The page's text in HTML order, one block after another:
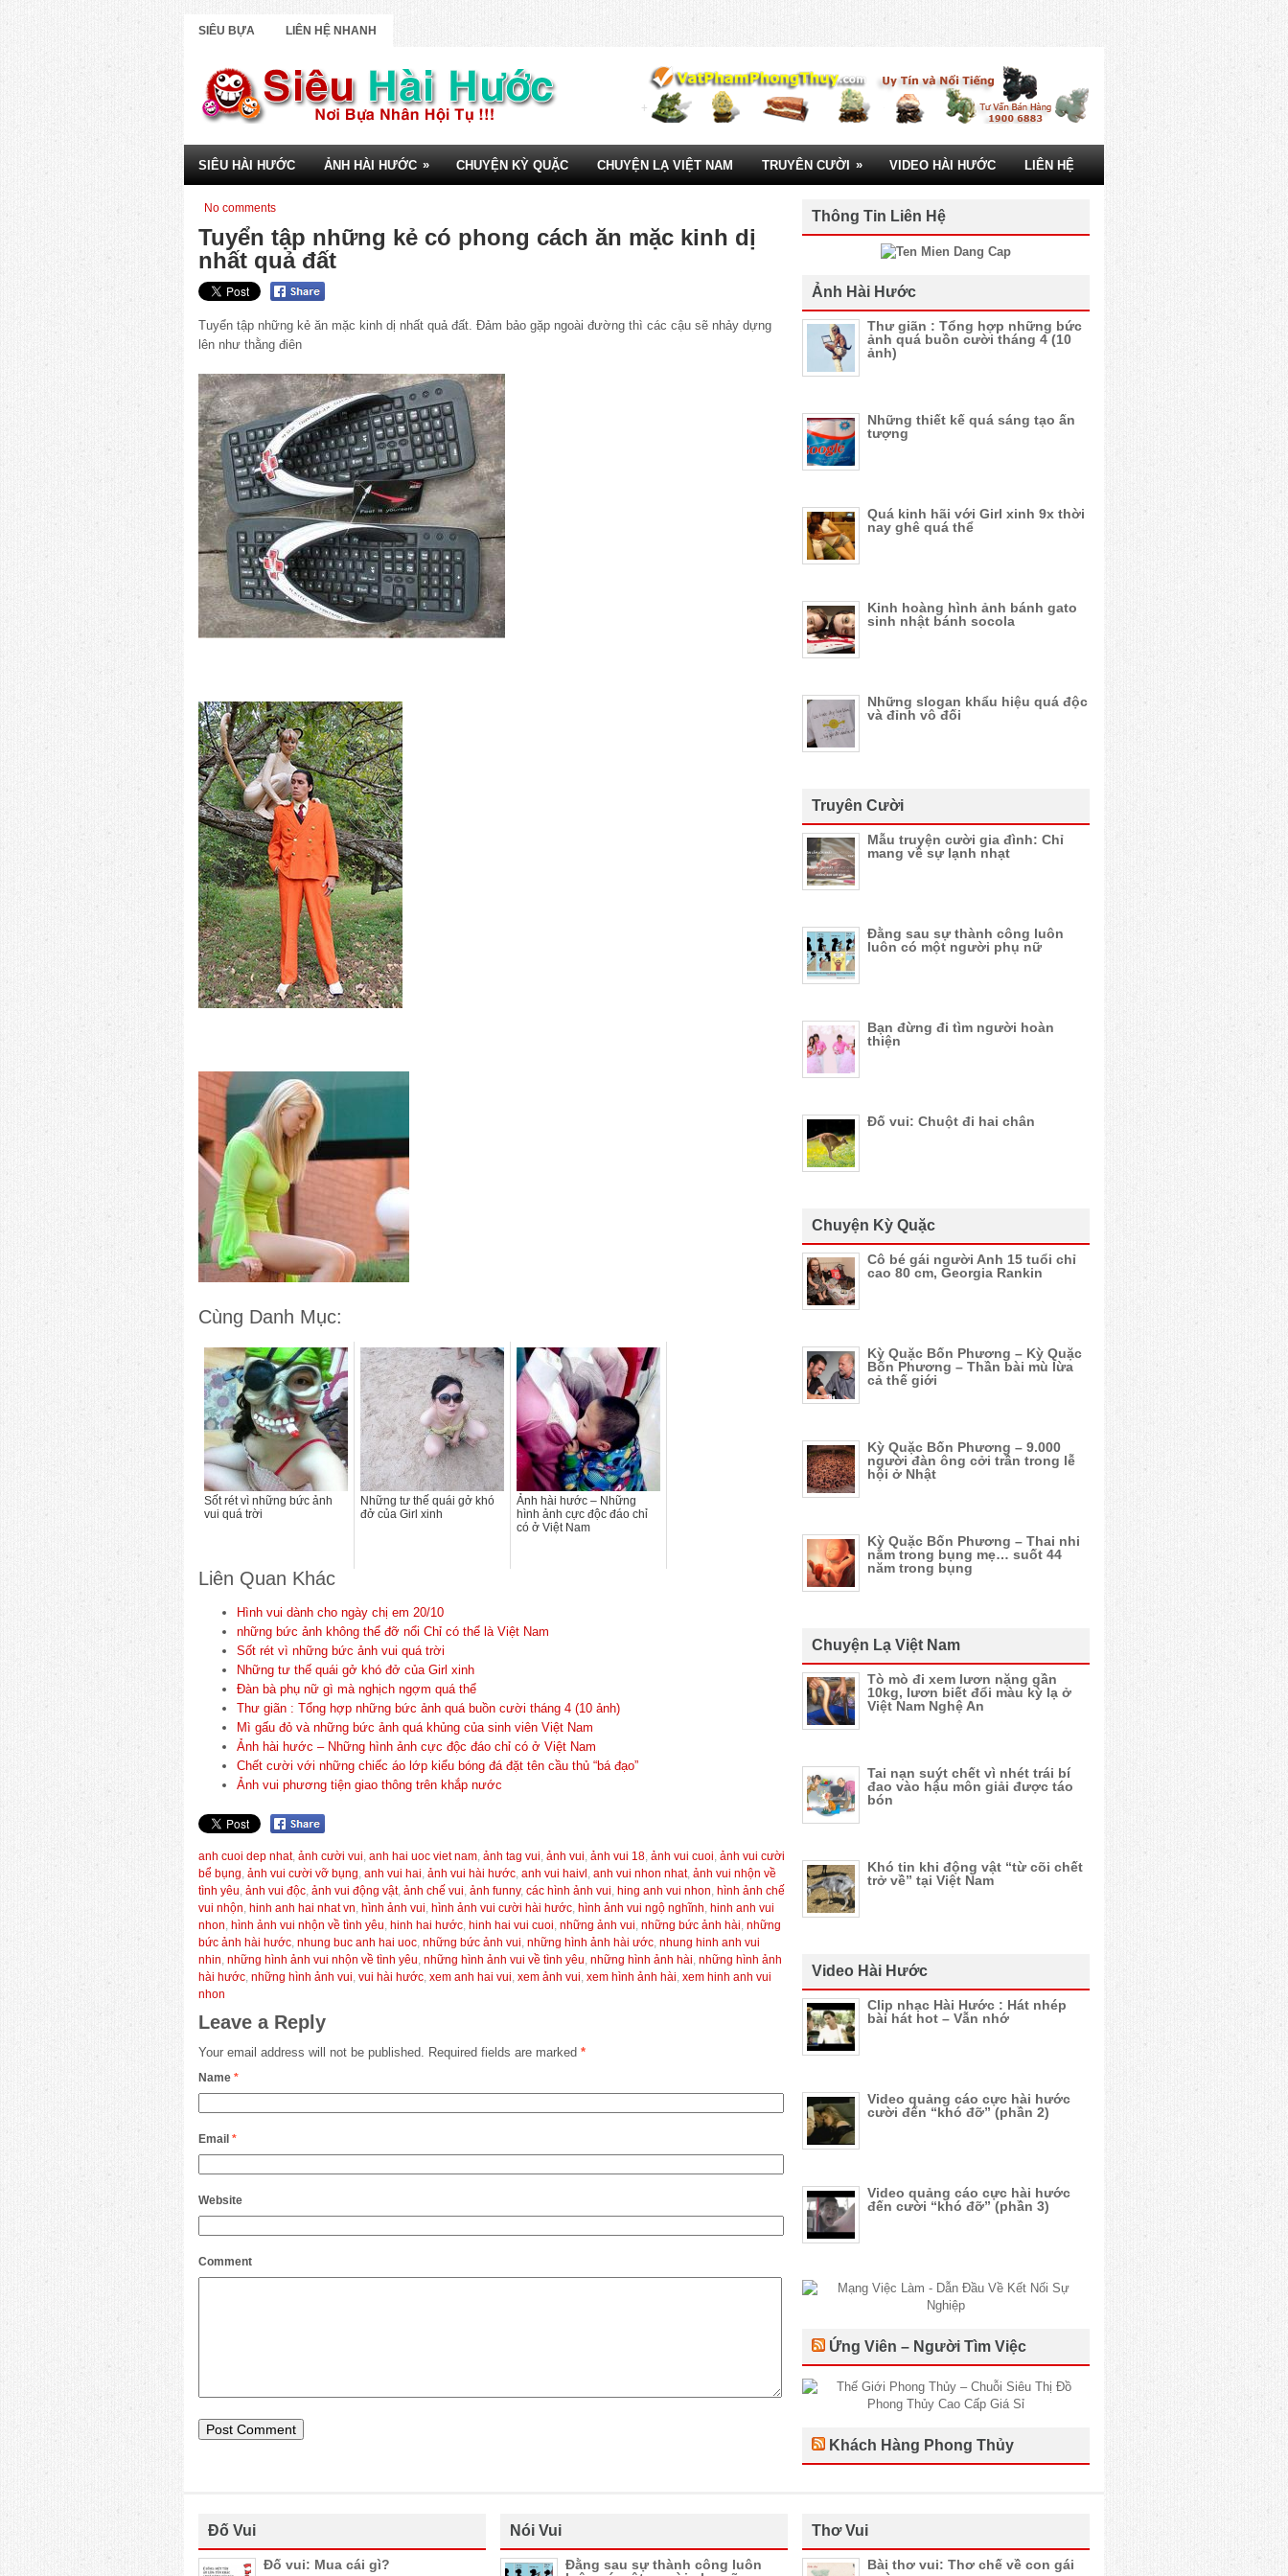
SIÊU BỰA LIÊN HỆ NHANH
SIÊU HÀI HƯỚC ẢNH HÀI HƯỚC » CHUYỆN KỲ QUẶC CHUYỆN LẠ VIỆT NAM TRUYÊN CƯỜI » VIDEO HÀI HƯỚC LIÊN HỆ
No comments
Tuyển tập những kẻ có phong cách ăn mặc kinh dị
nhất quả đất
Tuyển tập những kẻ ăn mặc kinh dị nhất quả đất. Đảm bảo gặp ngoài đường thì các cậu sẽ nhảy dựng
lên như thằng điên
Cùng Danh Mục:
Sốt rét vì những bức ảnh
vui quá trời
Những tư thế quái gở khó
đở của Girl xinh
Ảnh hài hước – Những
hình ảnh cực độc đáo chỉ
có ở Việt Nam
Liên Quan Khác
Hình vui dành cho ngày chị em 20/10
những bức ảnh không thể đỡ nổi Chỉ có thể là Việt Nam
Sốt rét vì những bức ảnh vui quá trời
Những tư thế quái gở khó đở của Girl xinh
Đàn bà phụ nữ gì mà nghịch ngợm quá thể
Thư giãn : Tổng hợp những bức ảnh quá buồn cười tháng 4 (10 ảnh)
Mì gấu đỏ và những bức ảnh quá khủng của sinh viên Việt Nam
Ảnh hài hước – Những hình ảnh cực độc đáo chỉ có ở Việt Nam
Chết cười với những chiếc áo lớp kiểu bóng đá đặt tên cầu thủ “bá đạo”
Ảnh vui phương tiện giao thông trên khắp nước
anh cuoi dep nhat, ảnh cười vui, anh hai uoc viet nam, ảnh tag vui, ảnh vui, ảnh vui 18, ảnh vui cuoi, ảnh vui cười
bể bụng, ảnh vui cười vỡ bụng, anh vui hai, ảnh vui hài hước, anh vui haivl , anh vui nhon nhat, ảnh vui nhộn về
tình yêu, ảnh vui độc, ảnh vui động vật, ảnh chế vui, ảnh funny, các hình ảnh vui, hing anh vui nhon, hình ảnh chế
vui nhộn, hinh anh hai nhat vn, hình ảnh vui, hình ảnh vui cười hài hước, hình ảnh vui ngộ nghĩnh, hinh anh vui
nhon, hình ảnh vui nhộn về tình yêu, hinh hai hước, hinh hai vui cuoi, những ảnh vui, những bức ảnh hài, những
bức ảnh hài hước, nhung buc anh hai uoc, những bức ảnh vui, những hình ảnh hài ước, nhung hinh anh vui
nhin, những hình ảnh vui nhộn về tình yêu, những hình ảnh vui về tình yêu, những hình ảnh hài, những hình ảnh
hài hước, những hình ảnh vui, vui hài hước, xem anh hai vui, xem ảnh vui, xem hình ảnh hài, xem hinh anh vui
nhon
Leave a Reply
Your email address will not be published. Required fields are marked *
Name *
Email *
Website
Comment
Thông Tin Liên Hệ
Ảnh Hài Hước
Thư giãn : Tổng hợp những bức
ảnh quá buồn cười tháng 4 (10
ảnh)
Những thiết kế quá sáng tạo ấn
tượng
Quá kinh hãi với Girl xinh 9x thời
nay ghê quá thể
Kinh hoàng hình ảnh bánh gato
sinh nhật bánh socola
Những slogan khẩu hiệu quá độc
và đỉnh vô đối
Truyên Cười
Mẫu truyện cười gia đình: Chỉ
mang về sự lạnh nhạt
Đằng sau sự thành công luôn
luôn có một người phụ nữ
Bạn đừng đi tìm người hoàn
thiện
Đố vui: Chuột đi hai chân
Chuyện Kỳ Quặc
Cô bé gái người Anh 15 tuổi chỉ
cao 80 cm, Georgia Rankin
Kỳ Quặc Bốn Phương – Kỳ Quặc
Bốn Phương – Thần bài mù lừa
cả thế giới
Kỳ Quặc Bốn Phương – 9.000
người đàn ông cởi trần trong lễ
hội ở Nhật
Kỳ Quặc Bốn Phương – Thai nhi
nằm trong bụng mẹ… suốt 44
năm trong bụng
Chuyện Lạ Việt Nam
Tò mò đi xem lươn nặng gần
10kg, lươn biết đổi màu kỳ lạ ở
Việt Nam Nghệ An
Tai nạn suýt chết vì nhét trái bí
đao vào hậu môn giải được táo
bón
Khó tin khi động vật “từ cõi chết
trở về” tại Việt Nam
Video Hài Hước
Clip nhạc Hài Hước : Hát nhép
bài hát hot – Vẫn nhớ
Video quảng cáo cực hài hước
cười đến “khó đỡ” (phần 2)
Video quảng cáo cực hài hước
đến cười “khó đỡ” (phần 3)
Ứng Viên – Người Tìm Việc
Khách Hàng Phong Thủy
Đố Vui
Đố vui: Mua cái gì?
Nói Vui
Đằng sau sự thành công luôn
Thơ Vui
Bài thơ vui: Thơ chế về con gái